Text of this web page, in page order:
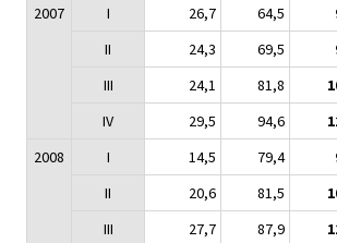
2007
I 26,7 64,5
II
24,3 69,5
III
24,1 81,8
IV
29,5 94,6
2008
I 14,5 79,4
II
20,6 81,5
III
27,7 87,9